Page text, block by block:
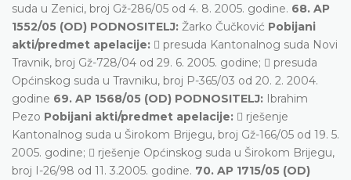
suda u Zenici, broj Gž-286/05 od 4. 8. 2005. godine. 68. AP
1552/05 (OD) PODNOSITELJ: Žarko Čučković Pobijani
akti/predmet apelacije:  presuda Kantonalnog suda Novi
Travnik, broj Gž-728/04 od 29. 6. 2005. godine;  presuda
Općinskog suda u Travniku, broj P-365/03 od 20. 2. 2004.
godine 69. AP 1568/05 (OD) PODNOSITELJ: Ibrahim
Pezo Pobijani akti/predmet apelacije:  rješenje
Kantonalnog suda u Širokom Brijegu, broj Gž-166/05 od 19. 5.
2005. godine;  rješenje Općinskog suda u Širokom Brijegu,
broj I-26/98 od 11. 3.2005. godine. 70. AP 1715/05 (OD)